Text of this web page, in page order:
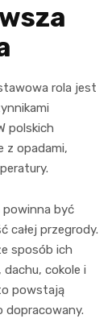
rola jest
polskich
z opadami,
powinna być
całej przegrody.
sposób ich
cokole i
powstają
dopracowany.